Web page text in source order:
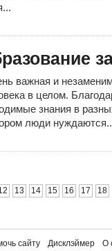
важная и
в целом.
знания в
люди
13 14 15 16 17
18
сайту Дисклэймер О